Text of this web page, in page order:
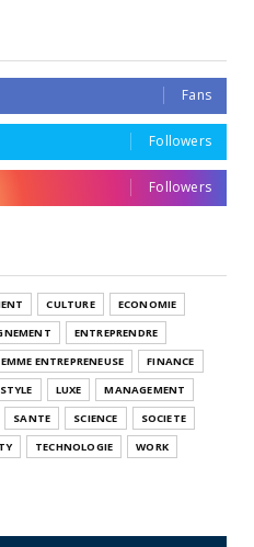
Fans
Followers
Followers
CULTURE
ECONOMIE
ENTREPRENDRE
ENTREPRENEUSE
FINANCE
LUXE
MANAGEMENT
SANTE SCIENCE
SOCIETE
TECHNOLOGIE
WORK